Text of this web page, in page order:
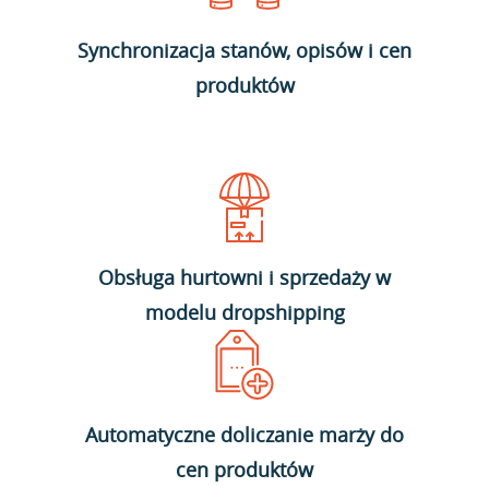
Synchronizacja stanów, opisów i cen
produktów
Obsługa hurtowni i sprzedaży w
modelu dropshipping
Automatyczne doliczanie marży do
cen produktów